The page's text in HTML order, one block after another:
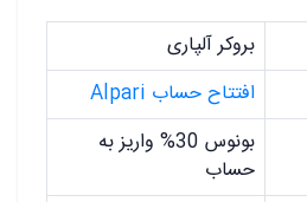
بروکر آلپاری
افتتاح حساب Alpari
بونوس 30% واریز به
حساب